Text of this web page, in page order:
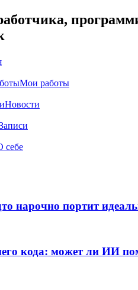
Мои работы
Новости
себе
нарочно портит
кода: может ли ИИ